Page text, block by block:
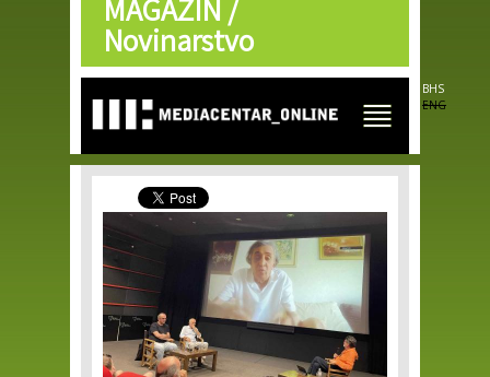
Skip to
main
content
MAGAZIN /
Novinarstvo
BHS
ENG